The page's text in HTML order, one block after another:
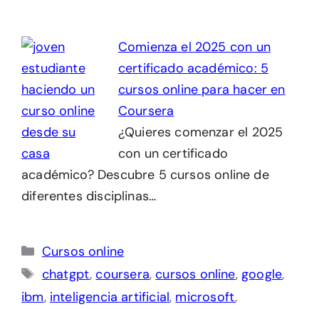
Comienza el 2025 con un
certificado académico: 5
cursos online para hacer en
Coursera
¿Quieres comenzar el 2025
con un certificado
académico? Descubre 5 cursos online de
diferentes disciplinas…
Categorías
Cursos online
Etiquetas
chatgpt,coursera,cursos online, google,
ibm, inteligencia artificial, microsoft,